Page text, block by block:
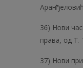
36) Нови
права, од Т.
37) Нови